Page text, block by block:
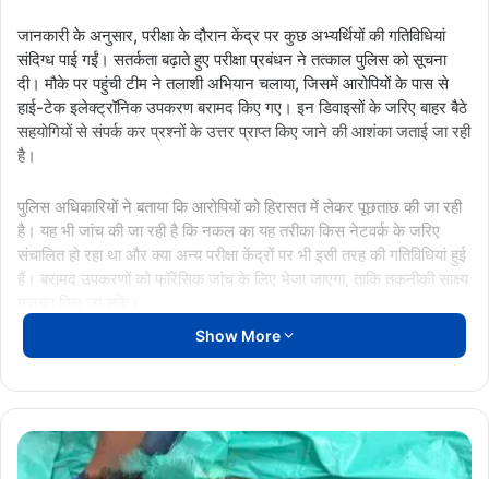
जानकारी के अनुसार, परीक्षा के दौरान केंद्र पर कुछ अभ्यर्थियों की गतिविधियां
संदिग्ध पाई गईं। सतर्कता बढ़ाते हुए परीक्षा प्रबंधन ने तत्काल पुलिस को सूचना
दी। मौके पर पहुंची टीम ने तलाशी अभियान चलाया, जिसमें आरोपियों के पास से
हाई-टेक इलेक्ट्रॉनिक उपकरण बरामद किए गए। इन डिवाइसों के जरिए बाहर बैठे
सहयोगियों से संपर्क कर प्रश्नों के उत्तर प्राप्त किए जाने की आशंका जताई जा रही
है।
पुलिस अधिकारियों ने बताया कि आरोपियों को हिरासत में लेकर पूछताछ की जा रही
है। यह भी जांच की जा रही है कि नकल का यह तरीका किस नेटवर्क के जरिए
संचालित हो रहा था और क्या अन्य परीक्षा केंद्रों पर भी इसी तरह की गतिविधियां हुई
हैं। बरामद उपकरणों को फॉरेंसिक जांच के लिए भेजा जाएगा, ताकि तकनीकी साक्ष्य
प्रशासन ने स्पष्ट किया है कि परीक्षा की निष्पक्षता से किसी भी तरह का समझौता
सुरक्षा व्यवस्था को और कड़ा करने के निर्देश दिए हैं।
Show More
BREAKING
NEWS: